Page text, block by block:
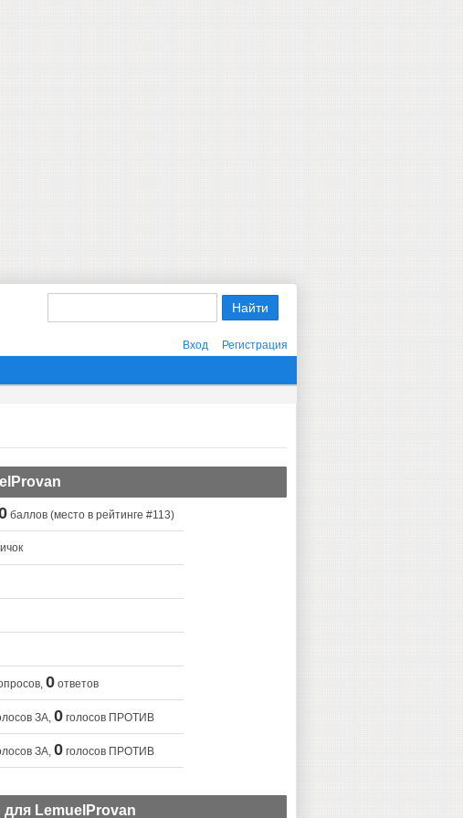
Вход Регистрация
баллов (место в рейтинге #113)
0 ответов
ЗА, 0 голосов ПРОТИВ
ЗА, 0 голосов ПРОТИВ
LemuelProvan